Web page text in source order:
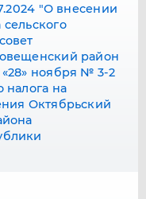
"О внесении
район
ноября № 3-2
налога на
Октябрьский